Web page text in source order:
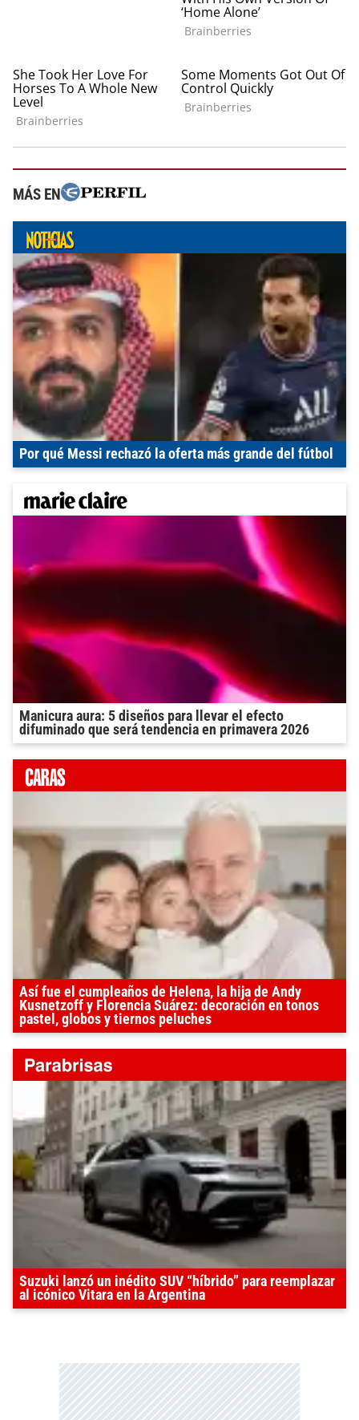
MÁS EN
Por qué Messi rechazó la oferta más grande del fútbol
Manicura aura: 5 diseños para llevar el efecto
difuminado que será tendencia en primavera 2026
Así fue el cumpleaños de Helena, la hija de Andy
Kusnetzoff y Florencia Suárez: decoración en tonos
pastel, globos y tiernos peluches
Suzuki lanzó un inédito SUV “híbrido” para reemplazar
al icónico Vitara en la Argentina